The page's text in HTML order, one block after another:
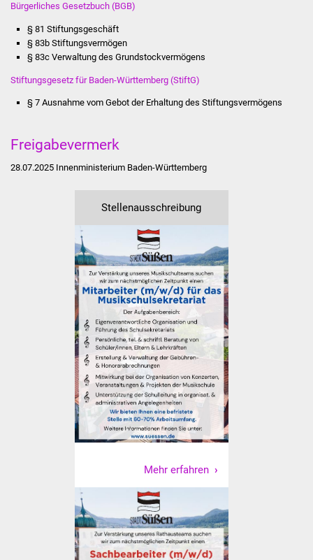
Schulentwicklung Bizet
Presse
Bürger & Service
Was erledige ich wo
Dienstleistungen
Lebenslagen
Formulare
Bürgerinfos
Bildung
Schulen
Kindergärten
Kolping-Musikschule
Bürgerliches Gesetzbuch (BGB)
§ 81 Stiftungsgeschäft
§ 83b Stiftungsvermögen
§ 83c Verwaltung des Grundstockvermögens
Stiftungsgesetz für Baden-Württemberg (StiftG)
§ 7 Ausnahme vom Gebot der Erhaltung des Stiftungsvermögens
Freigabevermerk
28.07.2025 Innenministerium Baden-Württemberg
Stellenausschreibung
Mehr erfahren